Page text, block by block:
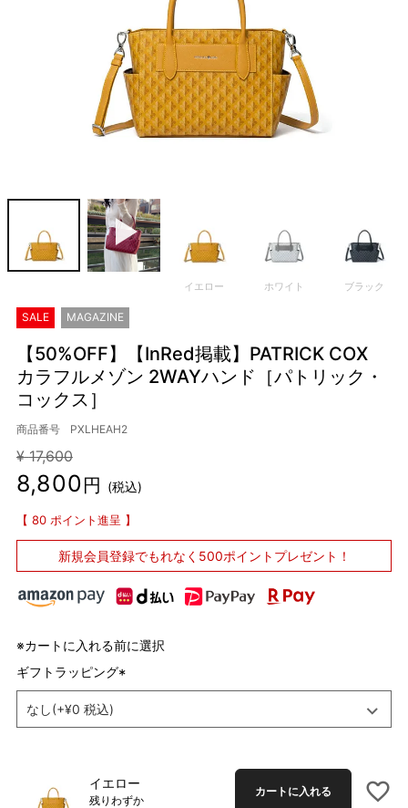
イエロー ホワイト ブラック
SALE MAGAZINE
【50%OFF】【InRed掲載】PATRICK COX
カラフルメゾン 2WAYハンド［パトリック・
コックス］
商品番号 PXLHEAH2
¥ 17,600
8,800 税込
80 ポイント進呈
新規会員登録でもれなく500ポイントプレゼント！
※カートに入れる前に選択
ギフトラッピング
(
イエロー
残りわずか
カートに入れる